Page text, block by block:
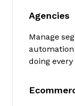
Agencies
Manage
doing